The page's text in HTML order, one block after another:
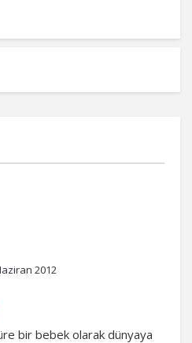
2012
bir bebek olarak dünyaya